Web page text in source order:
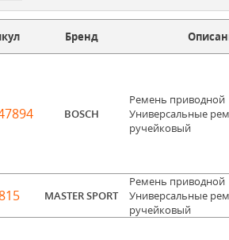
Бренд
BOSCH
Ремень приводной
Универсальные
ручейковый
MASTER SPORT
Ремень приводной
Универсальные
ручейковый